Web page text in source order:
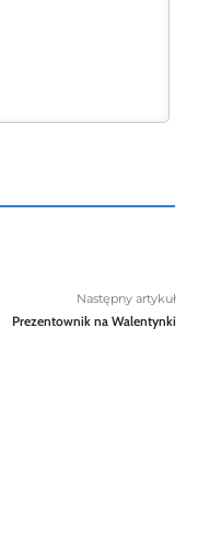
Następny artykuł
Prezentownik na Walentynki